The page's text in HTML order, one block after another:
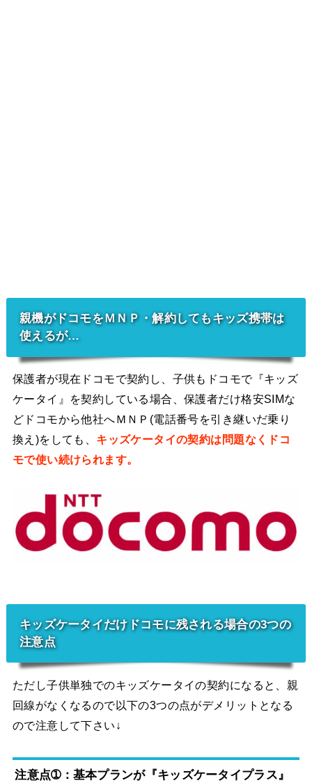
親機がドコモをＭＮＰ・解約してもキッズ携帯は
使えるが…
保護者が現在ドコモで契約し、子供もドコモで『キッズ
ケータイ』を契約している場合、保護者だけ格安SIMな
どドコモから他社へＭＮＰ(電話番号を引き継いだ乗り
換え)をしても、 キッズケータイの契約は問題なくドコ
モで使い続けられます。
キッズケータイだけドコモに残される場合の3つの
注意点
ただし子供単独でのキッズケータイの契約になると、親
回線がなくなるので以下の3つの点がデメリットとなる
ので注意して下さい↓
注意点➀：基本プランが『キッズケータイプラス』